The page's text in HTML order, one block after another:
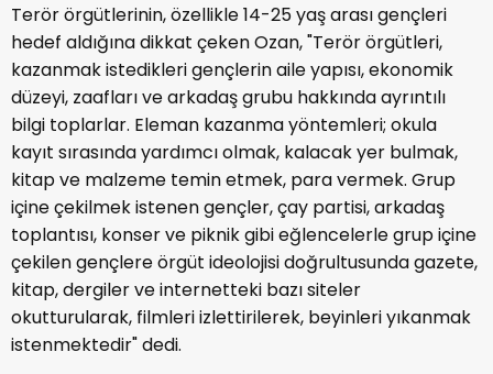
Terör örgütlerinin, özellikle 14-25 yaş arası gençleri
hedef aldığına dikkat çeken Ozan, "Terör örgütleri,
kazanmak istedikleri gençlerin aile yapısı, ekonomik
düzeyi, zaafları ve arkadaş grubu hakkında ayrıntılı
bilgi toplarlar. Eleman kazanma yöntemleri; okula
kayıt sırasında yardımcı olmak, kalacak yer bulmak,
kitap ve malzeme temin etmek, para vermek. Grup
içine çekilmek istenen gençler, çay partisi, arkadaş
toplantısı, konser ve piknik gibi eğlencelerle grup içine
çekilen gençlere örgüt ideolojisi doğrultusunda gazete,
kitap, dergiler ve internetteki bazı siteler
okutturularak, filmleri izlettirilerek, beyinleri yıkanmak
istenmektedir" dedi.